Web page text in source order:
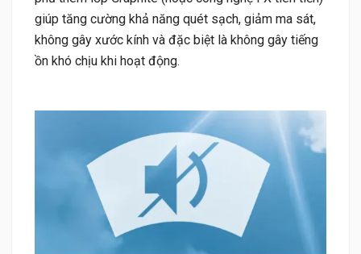
giúp tăng cường khả năng quét sạch, giảm ma sát,
không gây xước kính và đặc biệt là không gây tiếng
ồn khó chịu khi hoạt động.